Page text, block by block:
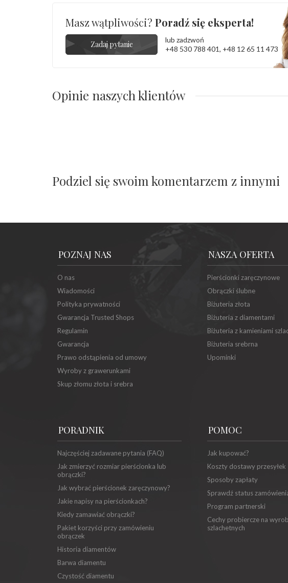
Masz wątpliwości? Poradź się eksperta!
Zadaj pytanie
lub zadzwoń
+48 530 788 401, +48 12 65 11 473
Opinie naszych klientów
Podziel się swoim komentarzem z innymi
POZNAJ NAS
O nas
Wiadomości
Polityka prywatności
Gwarancja Trusted Shops
Regulamin
Gwarancja
Prawo odstąpienia od umowy
Wyroby z grawerunkami
Skup złomu złota i srebra
NASZA OFERTA
Pierścionki zaręczynowe
Obrączki ślubne
Biżuteria złota
Biżuteria z diamentami
Biżuteria z kamieniami
Biżuteria srebrna
Upominki
PORADNIK
Najczęściej zadawane pytania (FAQ)
Jak zmierzyć rozmiar pierścionka lub
obrączki?
Jak wybrać pierścionek zaręczynowy?
Jakie napisy na pierścionkach?
Kiedy zamawiać obrączki?
Pakiet korzyści przy zamówieniu
obrączek
Historia diamentów
Barwa diamentu
Czystość diamentu
POMOC
Jak kupować?
Koszty dostawy przesyłek
Sposoby zapłaty
Sprawdź status
Program partnerski
Cechy probiercze na
szlachetnych